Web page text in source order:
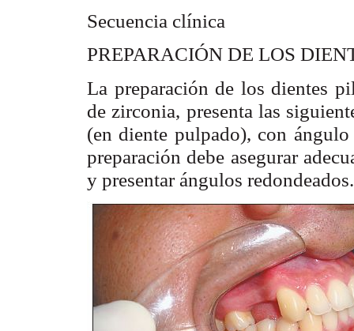
Secuencia clínica
PREPARACIÓN DE LOS
La preparación de los dientes
de zirconia, presenta las
(en diente pulpado), con
preparación debe asegurar
y presentar ángulos redondeados.